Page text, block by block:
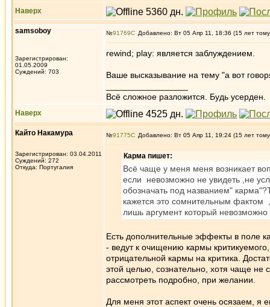
Наверх
samsoboy
Зарегистрирован:
01.05.2009
Суждений: 703
№91769 Добавлено: Вт 05 Апр 11, 18:36 (15 лет
rewind; play: является заблуждением.
Ваше высказывание на тему "а вот
Всё сложное разложится. Будь усерден.
Наверх
Кайто Накамура
Зарегистрирован: 03.04.2011
Суждений: 272
Откуда: Португалия
№91775 Добавлено: Вт 05 Апр 11, 19:24 (15 лет
Карма пишет:
Всё чаще у меня меня возникает
если невозможно не увидеть ,не
обозначать под названием"
кажется это сомнительным фактом
лишь аргумент который
Есть дополнительные эффекты в поле
- ведут к очищению кармы
отрицательной кармы на критика.
этой целью, сознательно, хотя чаще не
рассмотреть подробно, при желании.
Для меня этот аспект очень осязаем,